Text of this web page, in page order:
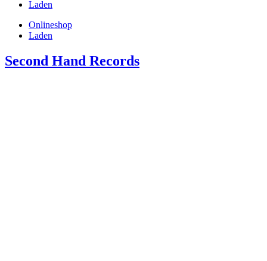
Laden
Onlineshop
Laden
Second Hand Records